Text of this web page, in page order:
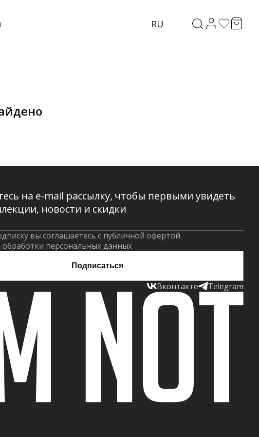
RU
на e-mail рассылку, чтобы первыми увидеть
новости и скидки
вы соглашаетесь с публичной офертой
персональных данных
Подписаться
Вконтакте Telegram